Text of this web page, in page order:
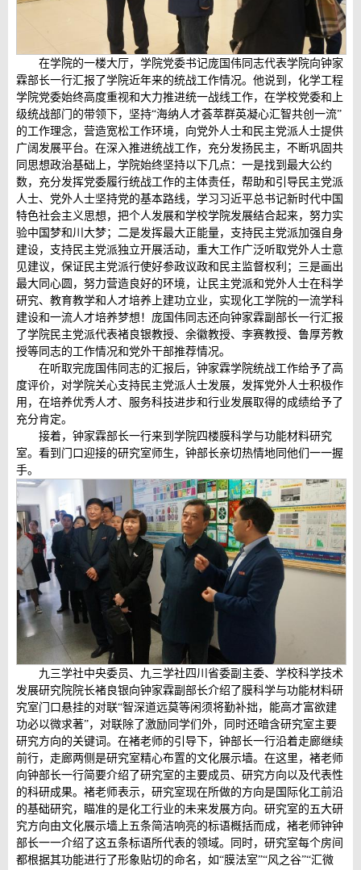
在学院的一楼大厅，学院党委书记庞国伟同志代表学院向钟家
霖部长一行汇报了学院近年来的统战工作情况。他说到，化学工程
学院党委始终高度重视和大力推进统一战线工作，在学校党委和上
级统战部门的带领下，坚持“海纳人才荟萃群英凝心汇智共创一流”
的工作理念，营造宽松工作环境，向党外人士和民主党派人士提供
广阔发展平台。在深入推进统战工作，充分发扬民主，不断巩固共
同思想政治基础上，学院始终坚持以下几点：一是找到最大公约
数，充分发挥党委履行统战工作的主体责任，帮助和引导民主党派
人士、党外人士坚持党的基本路线，学习习近平总书记新时代中国
特色社会主义思想，把个人发展和学校学院发展结合起来，努力实
验中国梦和川大梦；二是发挥最大正能量，支持民主党派加强自身
建设，支持民主党派独立开展活动，重大工作广泛听取党外人士意
见建议，保证民主党派行使好参政议政和民主监督权利；三是画出
最大同心圆，努力营造良好的环境，让民主党派和党外人士在科学
研究、教育教学和人才培养上建功立业，实现化工学院的一流学科
建设和一流人才培养梦想！庞国伟同志还向钟家霖副部长一行汇报
了学院民主党派代表褚良银教授、余徽教授、李赛教授、鲁厚芳教
授等同志的工作情况和党外干部推荐情况。
在听取完庞国伟同志的汇报后，钟家霖学院统战工作给予了高
度评价，对学院关心支持民主党派人士发展，发挥党外人士积极作
用，在培养优秀人才、服务科技进步和行业发展取得的成绩给予了
充分肯定。
接着，钟家霖部长一行来到学院四楼膜科学与功能材料研究
室。看到门口迎接的研究室师生，钟部长亲切热情地同他们一一握
手。
九三学社中央委员、九三学社四川省委副主委、学校科学技术
发展研究院院长褚良银向钟家霖副部长介绍了膜科学与功能材料研
究室门口悬挂的对联“智深道远莫等闲须将勤补拙，能高才富欲建
功必以微求著”，对联除了激励同学们外，同时还暗含研究室主要
研究方向的关键词。在褚老师的引导下，钟部长一行沿着走廊继续
前行，走廊两侧是研究室精心布置的文化展示墙。在这里，褚老师
向钟部长一行简要介绍了研究室的主要成员、研究方向以及代表性
的科研成果。褚老师表示，研究室现在所做的方向是国际化工前沿
的基础研究，瞄准的是化工行业的未来发展方向。研究室的五大研
究方向由文化展示墙上五条简洁响亮的标语概括而成，褚老师钟钟
部长一一介绍了这五条标语所代表的领域。同时，研究室每个房间
都根据其功能进行了形象贴切的命名，如“膜法室”“风之谷”“汇微